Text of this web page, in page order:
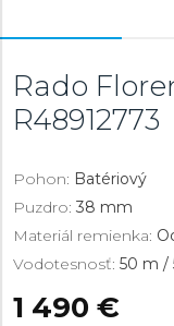
Rado
R48912773
Pohon: Batériový
Puzdro: 38 mm
Materiál remienka:
Vodotesnosť: 50 m /
1 490 €